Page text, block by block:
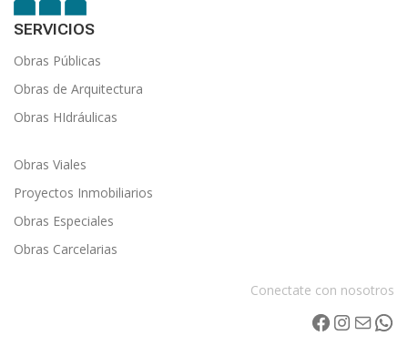
SERVICIOS
Obras Públicas
Obras de Arquitectura
Obras HIdráulicas
Obras Viales
Proyectos Inmobiliarios
Obras Especiales
Obras Carcelarias
Conectate con nosotros
Facebook
Instagram Correo electrónico WhatsApp